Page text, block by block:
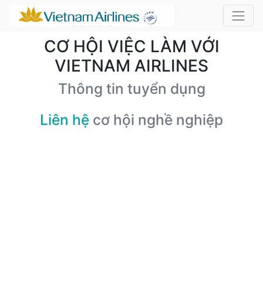
CƠ HỘI VIỆC LÀM VỚI
VIETNAM AIRLINES
Thông tin tuyển dụng
Liên hệ cơ hội nghề nghiệp